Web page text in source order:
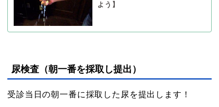
よう】
尿検査（朝一番を採取し提出）
受診当日の朝一番に採取した尿を提出します！